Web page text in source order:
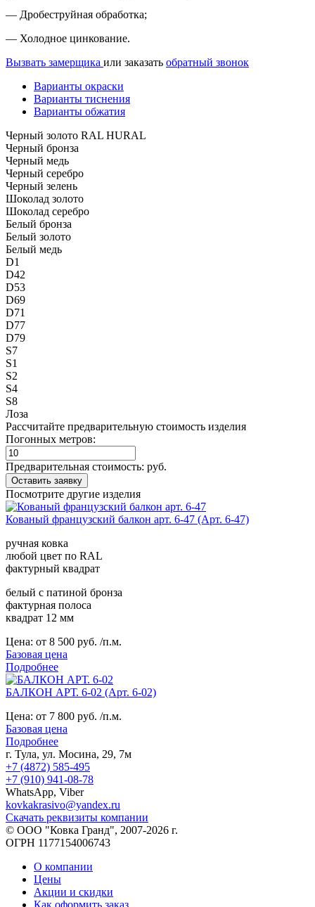
— Дробеструйная обработка;
— Холодное цинкование.
Вызвать замерщика или заказать обратный звонок
Варианты окраски
Варианты тиснения
Варианты обжатия
Черный золото RAL HURAL
Черный бронза
Черный медь
Черный серебро
Черный зелень
Шоколад золото
Шоколад серебро
Белый бронза
Белый золото
Белый медь
D1
D42
D53
D69
D71
D77
D79
S7
S1
S2
S4
S8
Лоза
Рассчитайте предварительную стоимость изделия
Погонных метров:
Предварительная стоимость: руб.
Посмотрите другие изделия
Кованый французский балкон арт. 6-47 (Арт. 6-47)
ручная ковка
любой цвет по RAL
фактурный квадрат
белый с патиной бронза
фактурная полоса
квадрат 12 мм
Цена: от 8 500 руб. /п.м.
Базовая цена
Подробнее
БАЛКОН АРТ. 6-02 (Арт. 6-02)
Цена: от 7 800 руб. /п.м.
Базовая цена
Подробнее
г. Тула, ул. Мосина, 29, 7м
+7 (4872) 585-495
+7 (910) 941-08-78
WhatsApp, Viber
kovkakrasivo@yandex.ru
Скачать реквизиты компании
© ООО "Ковка Гранд", 2007-2026 г.
ОГРН 1177154006743
О компании
Цены
Акции и скидки
Как оформить заказ